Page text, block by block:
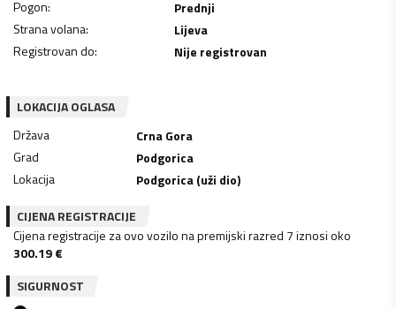
Pogon:
Prednji
Strana volana:
Lijeva
Registrovan do: Nije registrovan
LOKACIJA OGLASA
Država
Crna Gora
Grad
Podgorica
Lokacija
Podgorica (uži dio)
CIJENA REGISTRACIJE
Cijena registracije za ovo vozilo na premijski razred 7 iznosi oko
300.19€
SIGURNOST